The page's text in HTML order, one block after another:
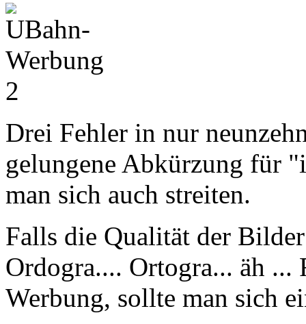
Drei Fehler in nur
gelungene Abkürzung für
man sich auch streiten.
Falls die Qualität der
Ordogra.... Ortogra... äh ...
Werbung, sollte man sich